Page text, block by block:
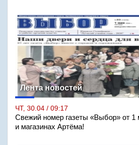
Лента новостей
ЧТ, 30.04 / 09:17
Свежий номер газеты «Выбор» от 1
и магазинах Артёма!